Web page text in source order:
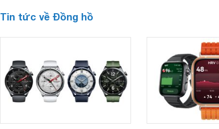
Tin tức về Đồng hồ